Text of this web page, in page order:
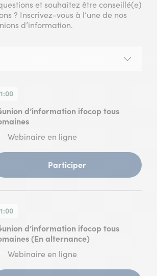
et souhaitez être conseillé(e)
? Inscrivez-vous à l’une de nos
d’information.
d’information ifocop tous
Lieu
Webinaire en ligne
Participer(
du
10
août
à
d’information ifocop tous
(En alternance)
Lieu
Webinaire en ligne